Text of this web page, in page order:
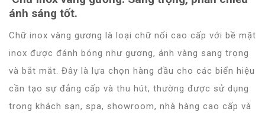
ánh sáng tốt.
Chữ inox vàng gương là loại chữ nổi cao cấp với bề mặt
inox được đánh bóng như gương, ánh vàng sang trọng
và bắt mắt. Đây là lựa chọn hàng đầu cho các biển hiệu
cần tạo sự đẳng cấp và thu hút, thường được sử dụng
trong khách sạn, spa, showroom, nhà hàng cao cấp và